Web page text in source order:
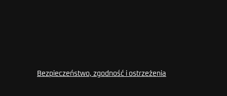
Bezpieczeństwo, zgodność i ostrzeżenia